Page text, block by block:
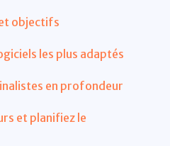
objectifs
les plus adaptés
en profondeur
et planifiez le